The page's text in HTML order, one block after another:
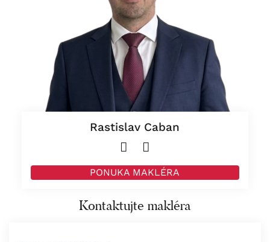
Rastislav Caban
PONUKA MAKLÉRA
Kontaktujte makléra